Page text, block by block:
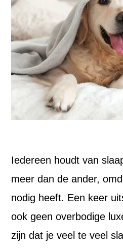
Iedereen houdt van
meer dan de ander,
nodig heeft. Een keer
ook geen overbodige
zijn dat je veel te veel